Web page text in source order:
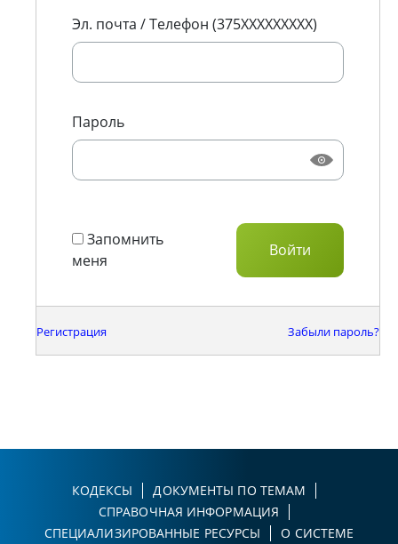
Эл. почта / Телефон (375XXXXXXXXX)
Пароль
Запомнить
меня
Регистрация Забыли пароль?
КОДЕКСЫ
ДОКУМЕНТЫ ПО ТЕМАМ
СПРАВОЧНАЯ ИНФОРМАЦИЯ
СПЕЦИАЛИЗИРОВАННЫЕ РЕСУРСЫ
О СИСТЕМЕ